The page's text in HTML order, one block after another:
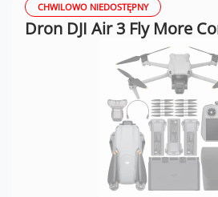
CHWILOWO NIEDOSTĘPNY
Dron DJI Air 3 Fly More